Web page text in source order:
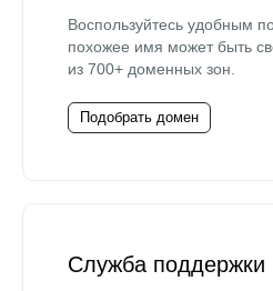
Воспользуйтесь удобным
похожее имя может быть
из 700+ доменных зон.
Подобрать домен
Служба поддержки